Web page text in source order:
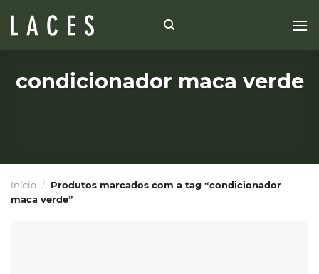
condicionador maca verde
Início /
Produtos marcados com a tag “condicionador
maca verde”